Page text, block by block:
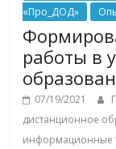
«Про_ДОД»
работы в
07/19/2021
дистанционное
информационные